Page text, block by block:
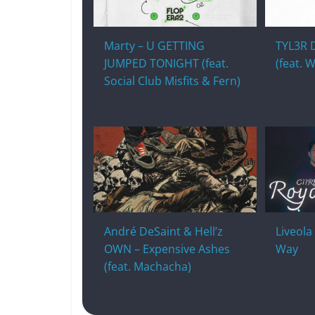
Marty – U GETTING
JUMPED TONIGHT (feat.
Social Club Misfits & Fern)
TYL3R
(feat.
André DeSaint & Hell’z
OWN – Expensive Ashes
(feat. Machacha)
Way